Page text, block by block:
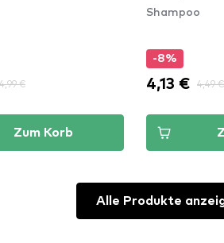
4,99 €
Zum Korb
Shampoo
-8%
4,13 € 4,49 €
Alle Produkte